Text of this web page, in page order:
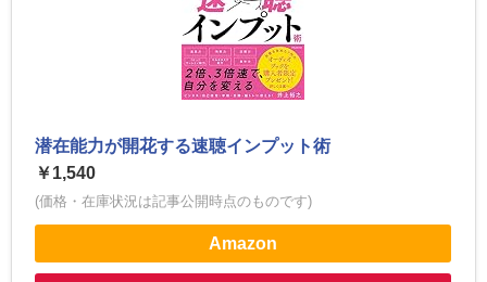
潜在能力が開花する速聴インプット術
￥1,540
(価格・在庫状況は記事公開時点のものです)
Amazon